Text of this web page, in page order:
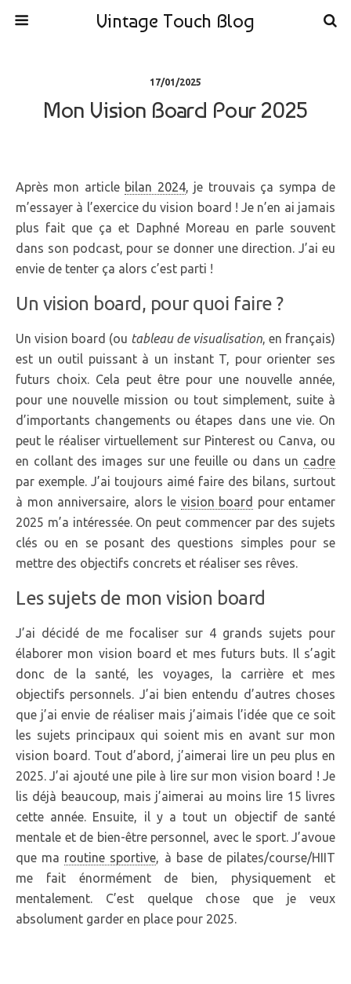
Vintage Touch Blog
17/01/2025
Mon Vision Board Pour 2025
Après mon article bilan 2024, je trouvais ça sympa de
m’essayer à l’exercice du vision board ! Je n’en ai jamais
plus fait que ça et Daphné Moreau en parle souvent
dans son podcast, pour se donner une direction. J’ai eu
envie de tenter ça alors c’est parti !
Un vision board, pour quoi faire ?
Un vision board (ou tableau de visualisation, en français)
est un outil puissant à un instant T, pour orienter ses
futurs choix. Cela peut être pour une nouvelle année,
pour une nouvelle mission ou tout simplement, suite à
d’importants changements ou étapes dans une vie. On
peut le réaliser virtuellement sur Pinterest ou Canva, ou
en collant des images sur une feuille ou dans un cadre
par exemple. J’ai toujours aimé faire des bilans, surtout
à mon anniversaire, alors le vision board pour entamer
2025 m’a intéressée. On peut commencer par des sujets
clés ou en se posant des questions simples pour se
mettre des objectifs concrets et réaliser ses rêves.
Les sujets de mon vision board
J’ai décidé de me focaliser sur 4 grands sujets pour
élaborer mon vision board et mes futurs buts. Il s’agit
donc de la santé, les voyages, la carrière et mes
objectifs personnels. J’ai bien entendu d’autres choses
que j’ai envie de réaliser mais j’aimais l’idée que ce soit
les sujets principaux qui soient mis en avant sur mon
vision board. Tout d’abord, j’aimerai lire un peu plus en
2025. J’ai ajouté une pile à lire sur mon vision board ! Je
lis déjà beaucoup, mais j’aimerai au moins lire 15 livres
cette année. Ensuite, il y a tout un objectif de santé
mentale et de bien-être personnel, avec le sport. J’avoue
que ma routine sportive, à base de pilates/course/HIIT
me fait énormément de bien, physiquement et
mentalement. C’est quelque chose que je veux
absolument garder en place pour 2025.